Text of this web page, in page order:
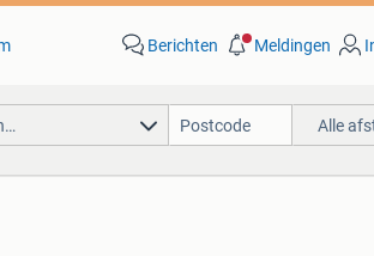
Berichten Meldingen
Alle